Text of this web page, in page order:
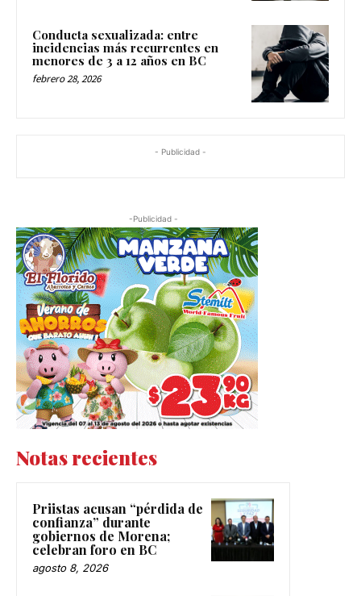
Conducta sexualizada: entre
incidencias más recurrentes en
menores de 3 a 12 años en BC
febrero 28, 2026
- Publicidad -
-Publicidad -
Notas recientes
Priistas acusan “pérdida de
confianza” durante
gobiernos de Morena;
celebran foro en BC
agosto 8, 2026